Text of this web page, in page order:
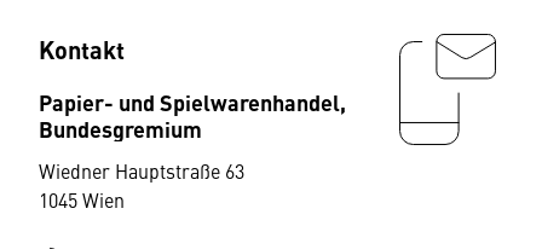
Kontakt
Papier- und Spielwarenhandel,
Bundesgremium
Wiedner Hauptstraße 63
1045 Wien